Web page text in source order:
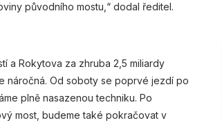
původního mostu,“ dodal ředitel.
a Rokytova za zhruba 2,5 miliardy
náročná. Od soboty se poprvé jezdí po
plně nasazenou techniku. Po
most, budeme také pokračovat v